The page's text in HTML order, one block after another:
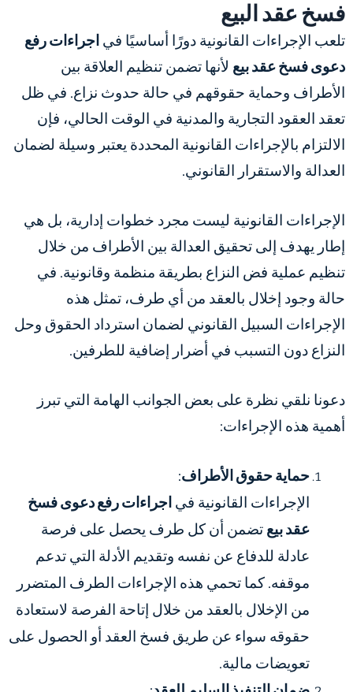
فسخ عقد البيع
تلعب الإجراءات القانونية دورًا أساسيًا في اجراءات رفع
دعوى فسخ عقد بيع لأنها تضمن تنظيم العلاقة بين
الأطراف وحماية حقوقهم في حالة حدوث نزاع. في ظل
تعقد العقود التجارية والمدنية في الوقت الحالي، فإن
الالتزام بالإجراءات القانونية المحددة يعتبر وسيلة لضمان
العدالة والاستقرار القانوني.
الإجراءات القانونية ليست مجرد خطوات إدارية، بل هي
إطار يهدف إلى تحقيق العدالة بين الأطراف من خلال
تنظيم عملية فض النزاع بطريقة منظمة وقانونية. في
حالة وجود إخلال بالعقد من أي طرف، تمثل هذه
الإجراءات السبيل القانوني لضمان استرداد الحقوق وحل
النزاع دون التسبب في أضرار إضافية للطرفين.
دعونا نلقي نظرة على بعض الجوانب الهامة التي تبرز
أهمية هذه الإجراءات:
حماية حقوق الأطراف:
الإجراءات القانونية في اجراءات رفع دعوى فسخ
عقد بيع تضمن أن كل طرف يحصل على فرصة
عادلة للدفاع عن نفسه وتقديم الأدلة التي تدعم
موقفه. كما تحمي هذه الإجراءات الطرف المتضرر
من الإخلال بالعقد من خلال إتاحة الفرصة لاستعادة
حقوقه سواء عن طريق فسخ العقد أو الحصول على
تعويضات مالية.